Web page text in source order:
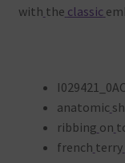
with the classic
anatomic
ribbing on
french terry